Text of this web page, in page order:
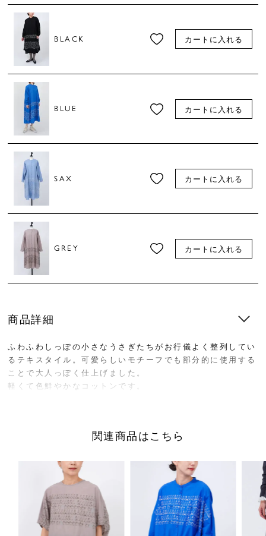
BLACK カートに入れる
BLUE カートに入れる
SAX カートに入れる
GREY カートに入れる
商品詳細
ふわふわしっぽの小さなうさぎたちがお行儀よく整列してい
るテキスタイル。可愛らしいモチーフでも部分的に使用する
ことで大人っぽく仕上げました。
軽くて色鮮やかなコットンです。
裾は前上がりになっているので重たくなりすぎず、足さばき
■"うさぎLOTS"シリーズは
サイズ／FREE
前着丈110cm、後ろ着丈115cm、
関連商品はこちら